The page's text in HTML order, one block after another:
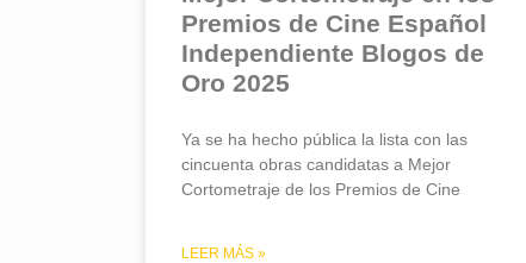
Premios de Cine Español
Independiente Blogos de
Oro 2025
Ya se ha hecho pública la lista con las
cincuenta obras candidatas a Mejor
Cortometraje de los Premios de Cine
LEER MÁS »